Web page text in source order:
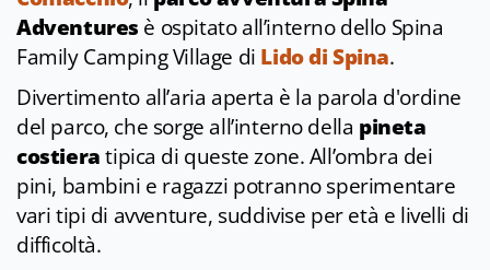
Adventures è ospitato all’interno dello Spina
Family Camping Village di Lido di Spina.
Divertimento all’aria aperta è la parola d'ordine
del parco, che sorge all’interno della pineta
costieratipica di queste zone. All’ombra dei
pini, bambini e ragazzi potranno sperimentare
vari tipi di avventure, suddivise per età e livelli di
difficoltà.